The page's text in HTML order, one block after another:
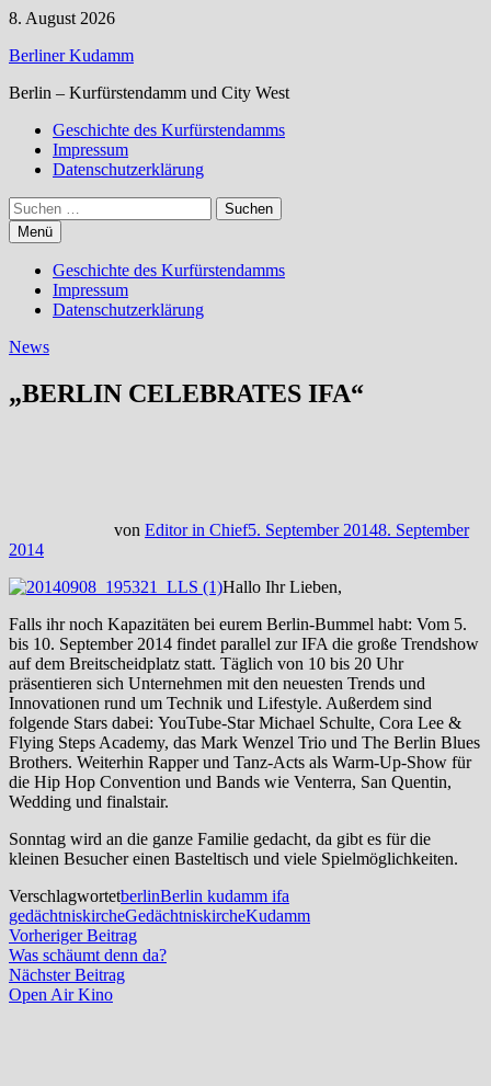
Zum
springen
8. August 2026
Berliner Kudamm
Berlin – Kurfürstendamm und City West
Geschichte des Kurfürstendamms
Impressum
Datenschutzerklärung
Suchen
nach:
Menü
Geschichte des Kurfürstendamms
Impressum
Datenschutzerklärung
News
„BERLIN CELEBRATES IFA“
von Editor in Chief5. September 20148. September
2014
Hallo Ihr Lieben,
Falls ihr noch Kapazitäten bei eurem Berlin-Bummel habt: Vom 5.
bis 10. September 2014 findet parallel zur IFA die große Trendshow
auf dem Breitscheidplatz statt. Täglich von 10 bis 20 Uhr
präsentieren sich Unternehmen mit den neuesten Trends und
Innovationen rund um Technik und Lifestyle. Außerdem sind
folgende Stars dabei: YouTube-Star Michael Schulte, Cora Lee &
Flying Steps Academy, das Mark Wenzel Trio und The Berlin Blues
Brothers. Weiterhin Rapper und Tanz-Acts als Warm-Up-Show für
die Hip Hop Convention und Bands wie Venterra, San Quentin,
Wedding und finalstair.
Sonntag wird an die ganze Familie gedacht, da gibt es für die
kleinen Besucher einen Basteltisch und viele Spielmöglichkeiten.
VerschlagwortetberlinBerlin kudamm ifa
gedächtniskircheGedächtniskircheKudamm
Beitragsnavigation
Vorheriger BeitragVorheriger
Beitrag:
Was schäumt denn da?
Nächster BeitragNächster
Open Air Kino